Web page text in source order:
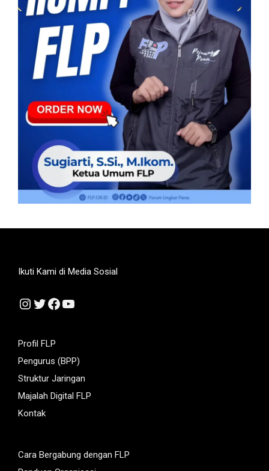
Ikuti Kami di Media Sosial
Instagram
Twitter
Facebook
YouTube
Profil FLP
Pengurus (BPP)
Struktur Jaringan
Majalah Digital FLP
Kontak
Cara Bergabung dengan FLP